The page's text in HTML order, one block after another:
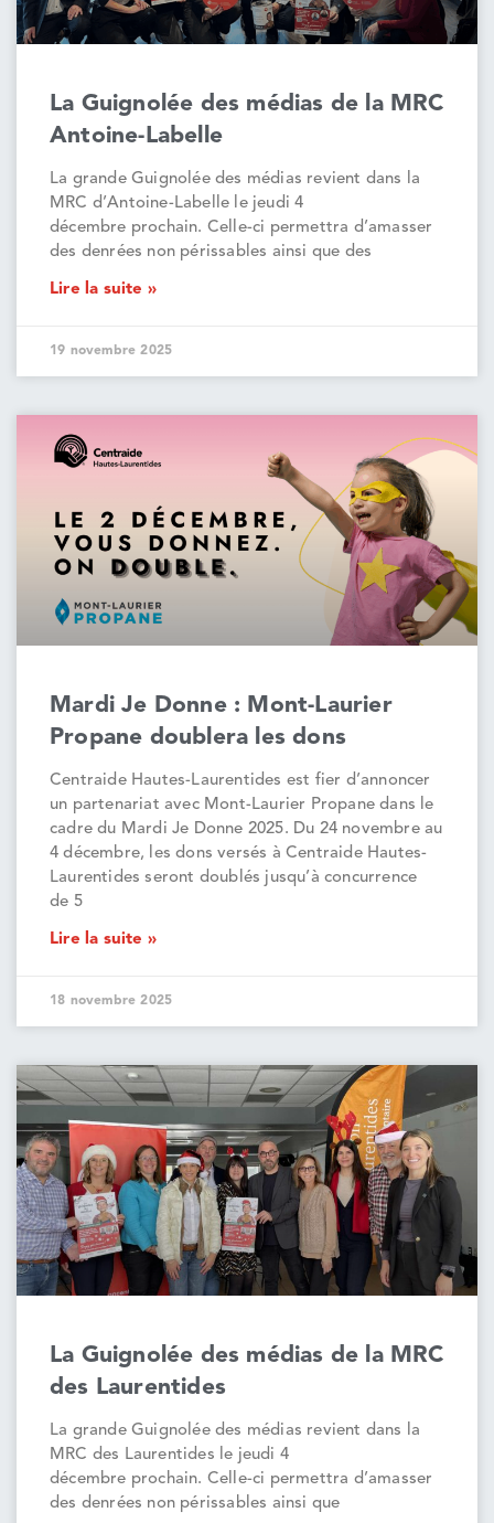
La Guignolée des médias de la MRC
Antoine-Labelle
La grande Guignolée des médias revient dans la
MRC d’Antoine-Labelle le jeudi 4
décembre prochain. Celle-ci permettra d’amasser
des denrées non périssables ainsi que des
Lire la suite »
19 novembre 2025
Mardi Je Donne : Mont-Laurier
Propane doublera les dons
Centraide Hautes-Laurentides est fier d’annoncer
un partenariat avec Mont-Laurier Propane dans le
cadre du Mardi Je Donne 2025. Du 24 novembre au
4 décembre, les dons versés à Centraide Hautes-
Laurentides seront doublés jusqu’à concurrence
de 5
Lire la suite »
18 novembre 2025
La Guignolée des médias de la MRC
des Laurentides
La grande Guignolée des médias revient dans la
MRC des Laurentides le jeudi 4
décembre prochain. Celle-ci permettra d’amasser
des denrées non périssables ainsi que